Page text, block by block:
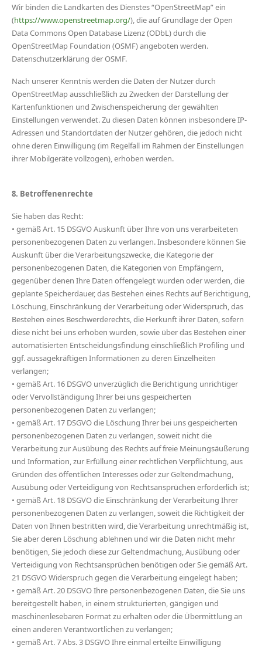
Wir binden die Landkarten des Dienstes “OpenStreetMap” ein
(https://www.openstreetmap.org/), die auf Grundlage der Open
Data Commons Open Database Lizenz (ODbL) durch die
OpenStreetMap Foundation (OSMF) angeboten werden.
Datenschutzerklärung der OSMF.
Nach unserer Kenntnis werden die Daten der Nutzer durch
OpenStreetMap ausschließlich zu Zwecken der Darstellung der
Kartenfunktionen und Zwischenspeicherung der gewählten
Einstellungen verwendet. Zu diesen Daten können insbesondere IP-
Adressen und Standortdaten der Nutzer gehören, die jedoch nicht
ohne deren Einwilligung (im Regelfall im Rahmen der Einstellungen
ihrer Mobilgeräte vollzogen), erhoben werden.
8. Betroffenenrechte
Sie haben das Recht:
• gemäß Art. 15 DSGVO Auskunft über Ihre von uns verarbeiteten
personenbezogenen Daten zu verlangen. Insbesondere können Sie
Auskunft über die Verarbeitungszwecke, die Kategorie der
personenbezogenen Daten, die Kategorien von Empfängern,
gegenüber denen Ihre Daten offengelegt wurden oder werden, die
geplante Speicherdauer, das Bestehen eines Rechts auf Berichtigung,
Löschung, Einschränkung der Verarbeitung oder Widerspruch, das
Bestehen eines Beschwerderechts, die Herkunft ihrer Daten, sofern
diese nicht bei uns erhoben wurden, sowie über das Bestehen einer
automatisierten Entscheidungsfindung einschließlich Profiling und
ggf. aussagekräftigen Informationen zu deren Einzelheiten
verlangen;
• gemäß Art. 16 DSGVO unverzüglich die Berichtigung unrichtiger
oder Vervollständigung Ihrer bei uns gespeicherten
personenbezogenen Daten zu verlangen;
• gemäß Art. 17 DSGVO die Löschung Ihrer bei uns gespeicherten
personenbezogenen Daten zu verlangen, soweit nicht die
Verarbeitung zur Ausübung des Rechts auf freie Meinungsäußerung
und Information, zur Erfüllung einer rechtlichen Verpflichtung, aus
Gründen des öffentlichen Interesses oder zur Geltendmachung,
Ausübung oder Verteidigung von Rechtsansprüchen erforderlich ist;
• gemäß Art. 18 DSGVO die Einschränkung der Verarbeitung Ihrer
personenbezogenen Daten zu verlangen, soweit die Richtigkeit der
Daten von Ihnen bestritten wird, die Verarbeitung unrechtmäßig ist,
Sie aber deren Löschung ablehnen und wir die Daten nicht mehr
benötigen, Sie jedoch diese zur Geltendmachung, Ausübung oder
Verteidigung von Rechtsansprüchen benötigen oder Sie gemäß Art.
21 DSGVO Widerspruch gegen die Verarbeitung eingelegt haben;
• gemäß Art. 20 DSGVO Ihre personenbezogenen Daten, die Sie uns
bereitgestellt haben, in einem strukturierten, gängigen und
maschinenlesebaren Format zu erhalten oder die Übermittlung an
einen anderen Verantwortlichen zu verlangen;
• gemäß Art. 7 Abs. 3 DSGVO Ihre einmal erteilte Einwilligung